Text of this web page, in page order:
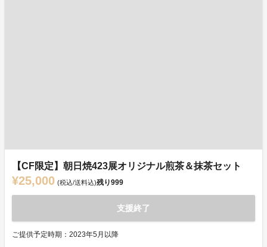
【CF限定】朝日焼423展オリジナル煎茶＆抹茶セット
¥25,000 (税込/送料込)残り999
支援終了
ご提供予定時期：2023年5月以降